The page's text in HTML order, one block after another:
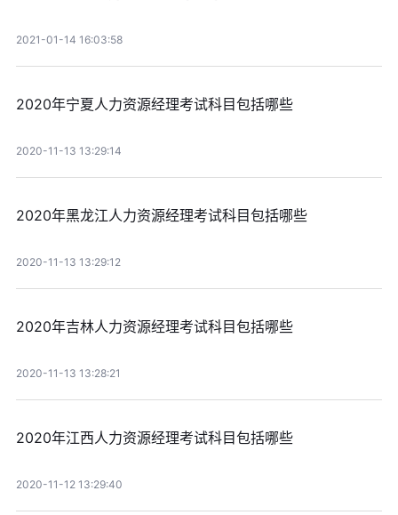
2021-01-14 16:03:58
2020年宁夏人力资源经理考试科目包括哪些
2020-11-13 13:29:14
2020年黑龙江人力资源经理考试科目包括哪些
2020-11-13 13:29:12
2020年吉林人力资源经理考试科目包括哪些
2020-11-13 13:28:21
2020年江西人力资源经理考试科目包括哪些
2020-11-12 13:29:40